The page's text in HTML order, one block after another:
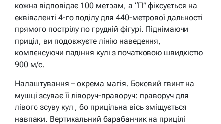
кожна відповідає 100 метрам, а “П” фіксується на
еквіваленті 4-го поділу для 440-метрової дальності
прямого пострілу по грудній фігурі. Піднімаючи
приціл, ви подовжуєте лінію наведення,
компенсуючи падіння кулі з початковою швидкістю
900 м/с.
Налаштування – окрема магія. Боковий гвинт на
мушці зсуває її ліворуч-праворуч: праворуч для
лівого зсуву кулі, бо прицільна вісь зміщується
навпаки. Вертикальний барабанчик на прицілі